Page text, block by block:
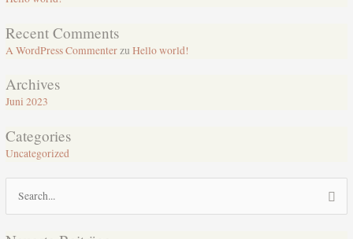
Recent Comments
A WordPress CommenterzuHello world!
Archives
Juni 2023
Categories
Uncategorized
Suchen
nach: